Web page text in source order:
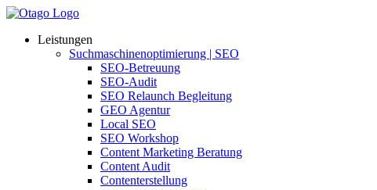
Leistungen
Suchmaschinenoptimierung | SEO
SEO-Betreuung
SEO-Audit
SEO Relaunch Begleitung
GEO Agentur
Local SEO
SEO Workshop
Content Marketing Beratung
Content Audit
Contenterstellung